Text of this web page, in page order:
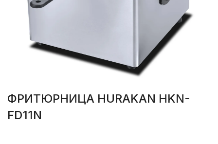
ФРИТЮРНИЦА HURAKAN HKN-
FD11N